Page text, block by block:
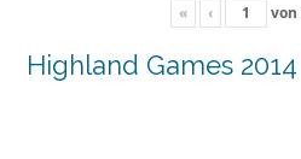
« ‹ von
Highland Games 2014